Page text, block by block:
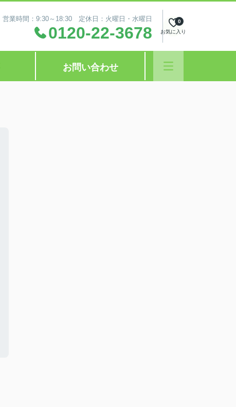
営業時間：9:30～18:30 定休日：火曜日・水曜日
0120-22-3678 お気に入り
0
お問い合わせ